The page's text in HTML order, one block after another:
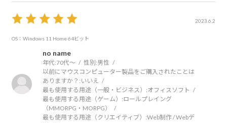
2023.6.2
OS：Windows 11 Home 64ビット
no name
年代:70代～ 性別:男性
以前にマウスコンピューター製品をご購入されたことは
ありますか？: いいえ
最も使用する用途（一般・ビジネス）:オフィスソフト
最も使用する用途（ゲーム）:ロールプレイング
（MMORPG・MORPG）
最も使用する用途（クリエイティブ）:Web制作 / Webデ